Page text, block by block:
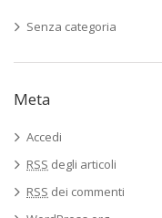
Senza categoria
Meta
Accedi
RSS degli articoli
RSS dei commenti